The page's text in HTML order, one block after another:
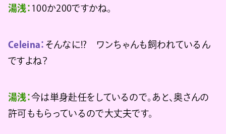
湯浅： 100か200ですかね。
Celeina： そんなに!? ワンちゃんも飼われているん
ですよね？
湯浅：今は単身赴任をしているので。あと、奥さんの
許可ももらっているので大丈夫です。